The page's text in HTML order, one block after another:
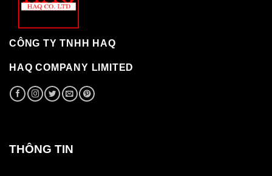
CÔNG TY TNHH HAQ
HAQ COMPANY LIMITED
THÔNG TIN